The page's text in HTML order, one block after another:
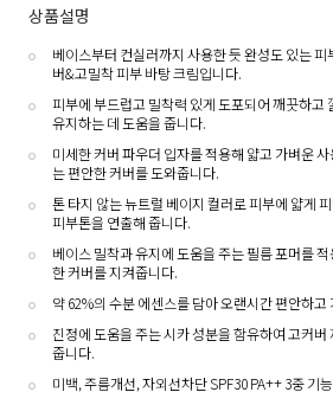
상품설명
베이스부터 컨실러까지 사용한 듯 완성도 있는
버&고밀착 피부 바탕 크림입니다.
피부에 부드럽고 밀착력 있게 도포되어 깨끗하고
유지하는 데 도움을 줍니다.
미세한 커버 파우더 입자를 적용해 얇고 가벼운
는 편안한 커버를 도와줍니다.
톤 타지 않는 뉴트럴 베이지 컬러로 피부에 얇게
피부톤을 연출해 줍니다.
베이스 밀착과 유지에 도움을 주는 필름 포머를
한 커버를 지켜줍니다.
약 62%의 수분 에센스를 담아 오랜시간 편안하
진정에 도움을 주는 시카 성분을 함유하여 고커버
줍니다.
미백, 주름개선, 자외선차단 SPF30 PA++ 3중 기